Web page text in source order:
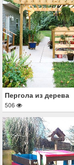
Пергола из дерева
506